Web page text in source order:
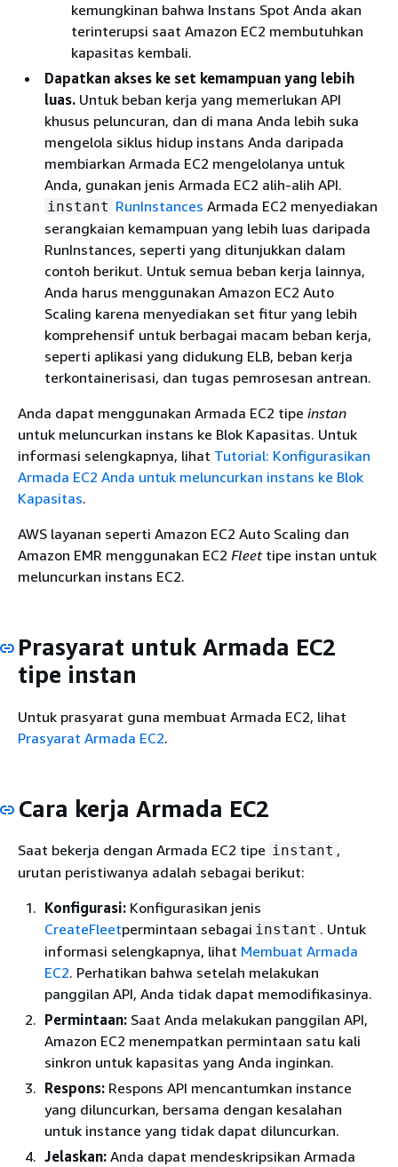
kemungkinan bahwa Instans Spot Anda akan
terinterupsi saat Amazon EC2 membutuhkan
kapasitas kembali.
Dapatkan akses ke set kemampuan yang lebih
luas. Untuk beban kerja yang memerlukan API
khusus peluncuran, dan di mana Anda lebih suka
mengelola siklus hidup instans Anda daripada
membiarkan Armada EC2 mengelolanya untuk
Anda, gunakan jenis Armada EC2 alih-alih API.
instant RunInstances Armada EC2 menyediakan
serangkaian kemampuan yang lebih luas daripada
RunInstances, seperti yang ditunjukkan dalam
contoh berikut. Untuk semua beban kerja lainnya,
Anda harus menggunakan Amazon EC2 Auto
Scaling karena menyediakan set fitur yang lebih
komprehensif untuk berbagai macam beban kerja,
seperti aplikasi yang didukung ELB, beban kerja
terkontainerisasi, dan tugas pemrosesan antrean.
Anda dapat menggunakan Armada EC2 tipe instan
untuk meluncurkan instans ke Blok Kapasitas. Untuk
informasi selengkapnya, lihat Tutorial: Konfigurasikan
Armada EC2 Anda untuk meluncurkan instans ke Blok
Kapasitas.
AWS layanan seperti Amazon EC2 Auto Scaling dan
Amazon EMR menggunakan EC2 Fleettipe instan untuk
meluncurkan instans EC2.
Prasyarat untuk Armada EC2
tipe instan
Untuk prasyarat guna membuat Armada EC2, lihat
Prasyarat Armada EC2.
Cara kerja Armada EC2
Saat bekerja dengan Armada EC2 tipe instant ,
urutan peristiwanya adalah sebagai berikut:
Konfigurasi: Konfigurasikan jenis
CreateFleetpermintaan sebagai instant . Untuk
informasi selengkapnya, lihat Membuat Armada
EC2. Perhatikan bahwa setelah melakukan
panggilan API, Anda tidak dapat memodifikasinya.
Permintaan: Saat Anda melakukan panggilan API,
Amazon EC2 menempatkan permintaan satu kali
sinkron untuk kapasitas yang Anda inginkan.
Respons: Respons API mencantumkan instance
yang diluncurkan, bersama dengan kesalahan
untuk instance yang tidak dapat diluncurkan.
Jelaskan: Anda dapat mendeskripsikan Armada